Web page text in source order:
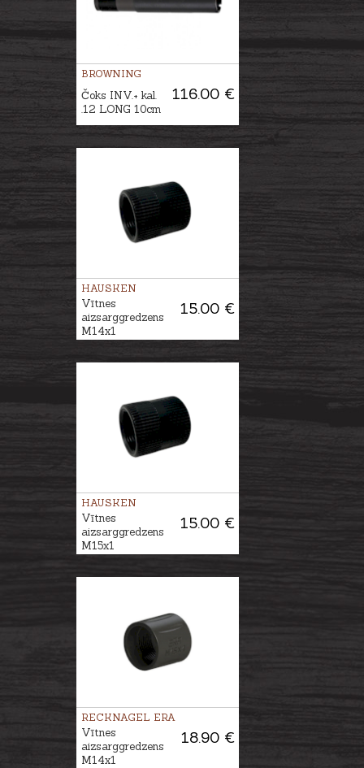
BROWNING
116.00 €
Čoks INV.+ kal.
.12 LONG 10cm
HAUSKEN
15.00 €
Vītnes
aizsarggredzens
M14x1
HAUSKEN
15.00 €
Vītnes
aizsarggredzens
M15x1
RECKNAGEL ERA
18.90 €
Vītnes
aizsarggredzens
M14x1